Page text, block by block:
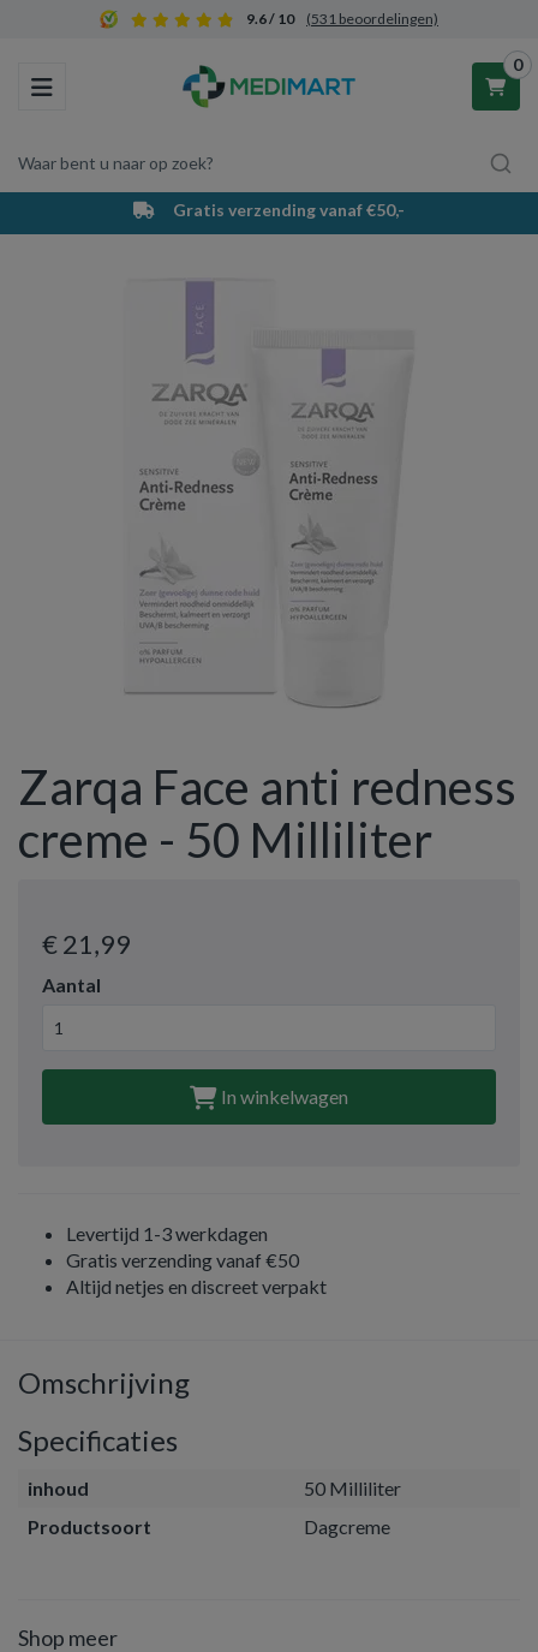
9.6 / 10 (531 beoordelingen)
Toggle navigation
Waar bent u naar op zoek?
0
Winkelwagen
Uw winkelwagen is leeg.
Vul hem met producten.
Gratis verzending vanaf €50,-
Zarqa Face anti redness
creme - 50 Milliliter
€ 21,99
Aantal
In winkelwagen
Levertijd 1-3 werkdagen
Gratis verzending vanaf €50
Altijd netjes en discreet verpakt
Omschrijving
Specificaties
inhoud
50 Milliliter
Productsoort
Dagcreme
Shop meer